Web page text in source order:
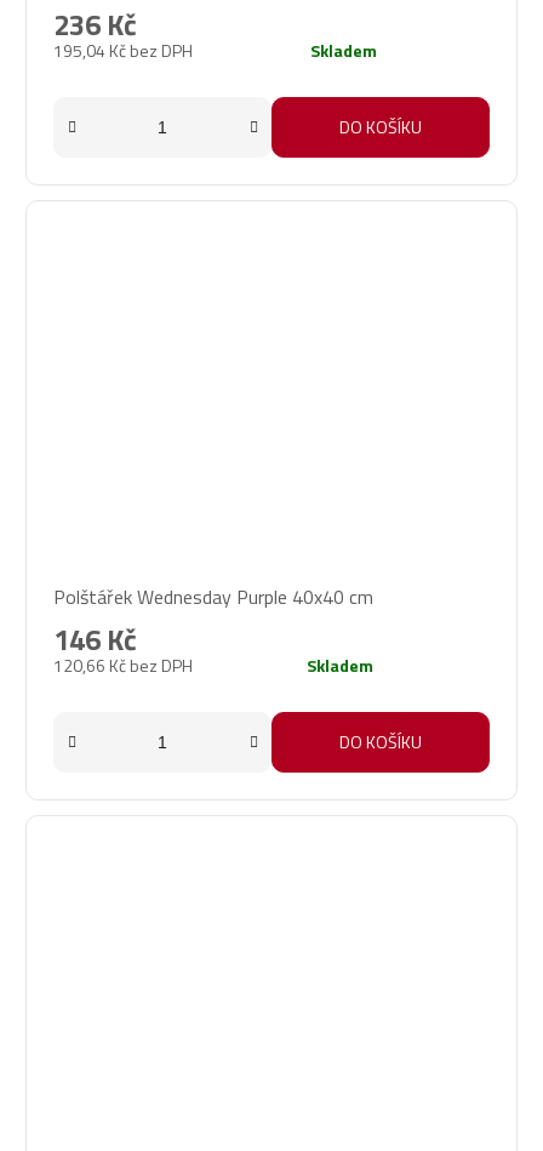
195,04 Kč bez DPH
236 Kč
Skladem
DO KOŠÍKU
Polštářek Wednesday Purple 40x40 cm
120,66 Kč bez DPH
146 Kč
Skladem
DO KOŠÍKU